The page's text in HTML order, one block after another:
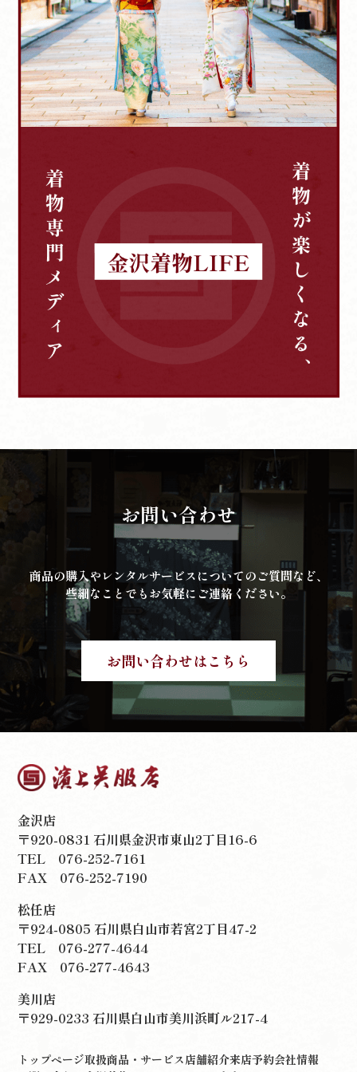
お問い合わせ
商品の購入やレンタルサービスについてのご質問など、
些細なことでもお気軽にご連絡ください。
お問い合わせはこちら
金沢店
〒920-0831 石川県金沢市東山2丁目16-6
TEL 076-252-7161
FAX 076-252-7190
松任店
〒924-0805 石川県白山市若宮2丁目47-2
TEL 076-277-4644
FAX 076-277-4643
美川店
〒929-0233 石川県白山市美川浜町ル217-4
トップページ取扱商品・サービス店舗紹介来店予約会社情報